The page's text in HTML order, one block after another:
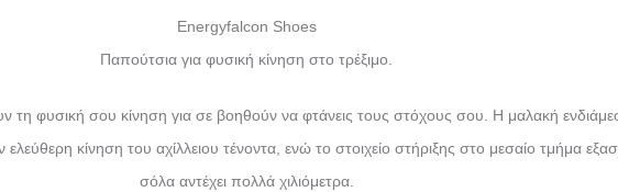
Energyfalcon Shoes
Παπούτσια για φυσική κίνηση στο τρέξιμο.
τη φυσική σου κίνηση για σε βοηθούν να φτάνεις τους στόχους σου. Η μαλακή
κίνηση του αχίλλειου τένοντα, ενώ το στοιχείο στήριξης στο μεσαίο τμήμα
σόλα αντέχει πολλά χιλιόμετρα.